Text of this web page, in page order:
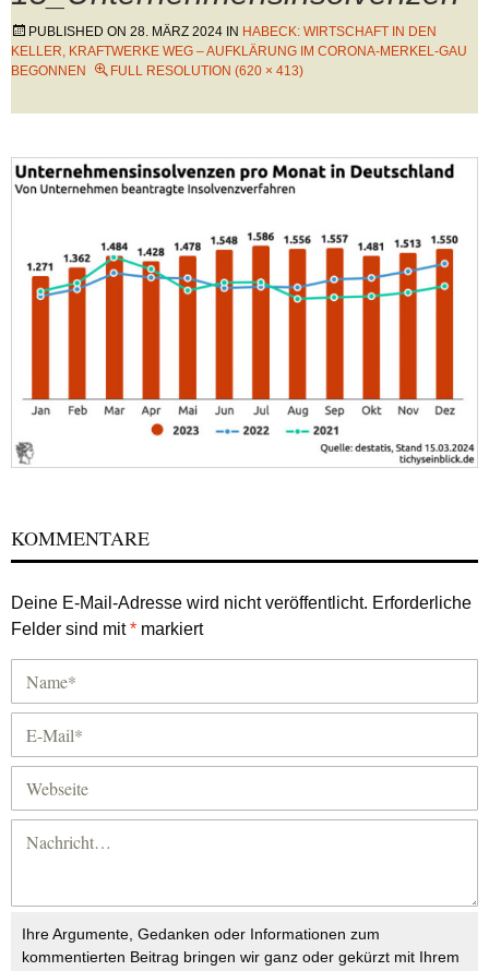
PUBLISHED ON 28. MÄRZ 2024 IN HABECK: WIRTSCHAFT IN DEN
KELLER, KRAFTWERKE WEG – AUFKLÄRUNG IM CORONA-MERKEL-GAU
BEGONNEN
FULL RESOLUTION (620 × 413)
KOMMENTARE
Deine E-Mail-Adresse wird nicht veröffentlicht. Erforderliche
Felder sind mit* markiert
Ihre Argumente, Gedanken oder Informationen zum
kommentierten Beitrag bringen wir ganz oder gekürzt mit Ihrem